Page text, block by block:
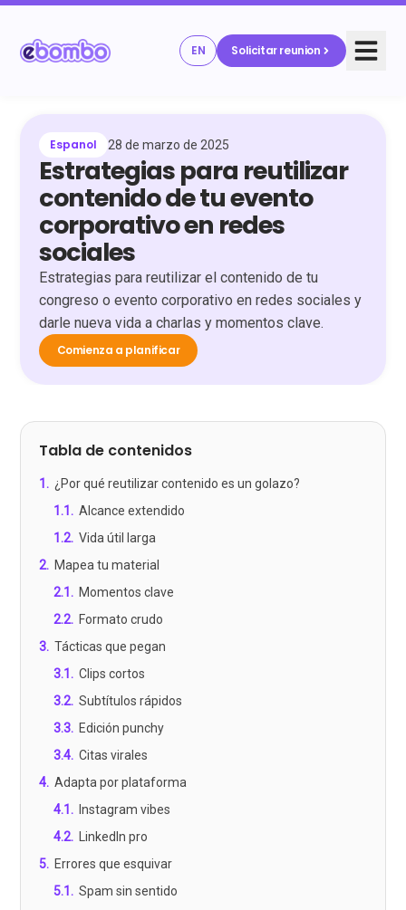
EN Solicitar reunion
Espanol 28 de marzo de 2025
Estrategias para reutilizar
contenido de tu evento
corporativo en redes
sociales
Estrategias para reutilizar el contenido de tu
congreso o evento corporativo en redes sociales y
darle nueva vida a charlas y momentos clave.
Comienza a planificar
Tabla de contenidos
1 . ¿Por qué reutilizar contenido es un golazo?
1.1 . Alcance extendido
1.2. Vida útil larga
2. Mapea tu material
2.1 . Momentos clave
2.2. Formato crudo
3. Tácticas que pegan
3.1 . Clips cortos
3.2. Subtítulos rápidos
3.3. Edición punchy
3.4. Citas virales
4. Adapta por plataforma
4.1 . Instagram vibes
4.2. LinkedIn pro
5. Errores que esquivar
5.1 . Spam sin sentido